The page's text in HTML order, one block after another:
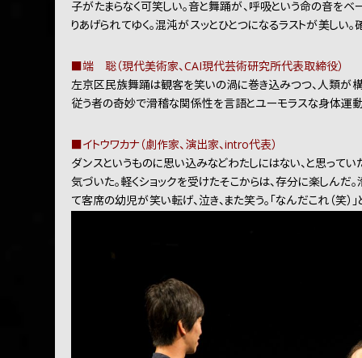
子がたまらなく可笑しい。音と舞踊が、呼吸という命の音をベ
りあげられてゆく。混沌がスッとひとつになるラストが美しい
■端 聡（現代美術家、CAI現代芸術研究所代表取締役）
左京区民族舞踊は観客を笑いの渦に巻き込みつつ、人類が
従う者の奇妙で滑稽な関係性を言語とユーモラスな身体運
■イトウワカナ（劇作家、演出家、intro代表）
ダンスというものに思い込みなどわたしにはない、と思って
気づいた。軽くショックを受けたそこからは、存分に楽しんだ
て客席の幼児が笑い転げ、泣き、また笑う。「なんだこれ（笑）